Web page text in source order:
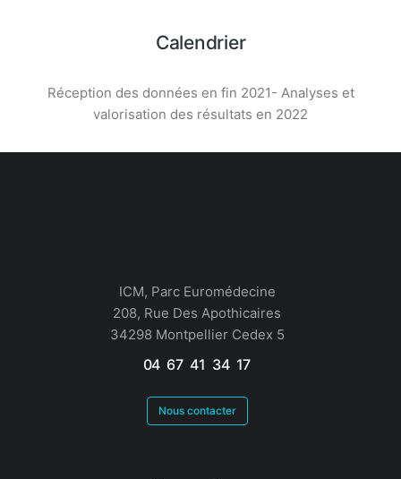
Calendrier
Réception des données en fin 2021- Analyses et
valorisation des résultats en 2022
ICM, Parc Euromédecine
208, Rue Des Apothicaires
34298 Montpellier Cedex 5
04 67 41 34 17
Nous contacter